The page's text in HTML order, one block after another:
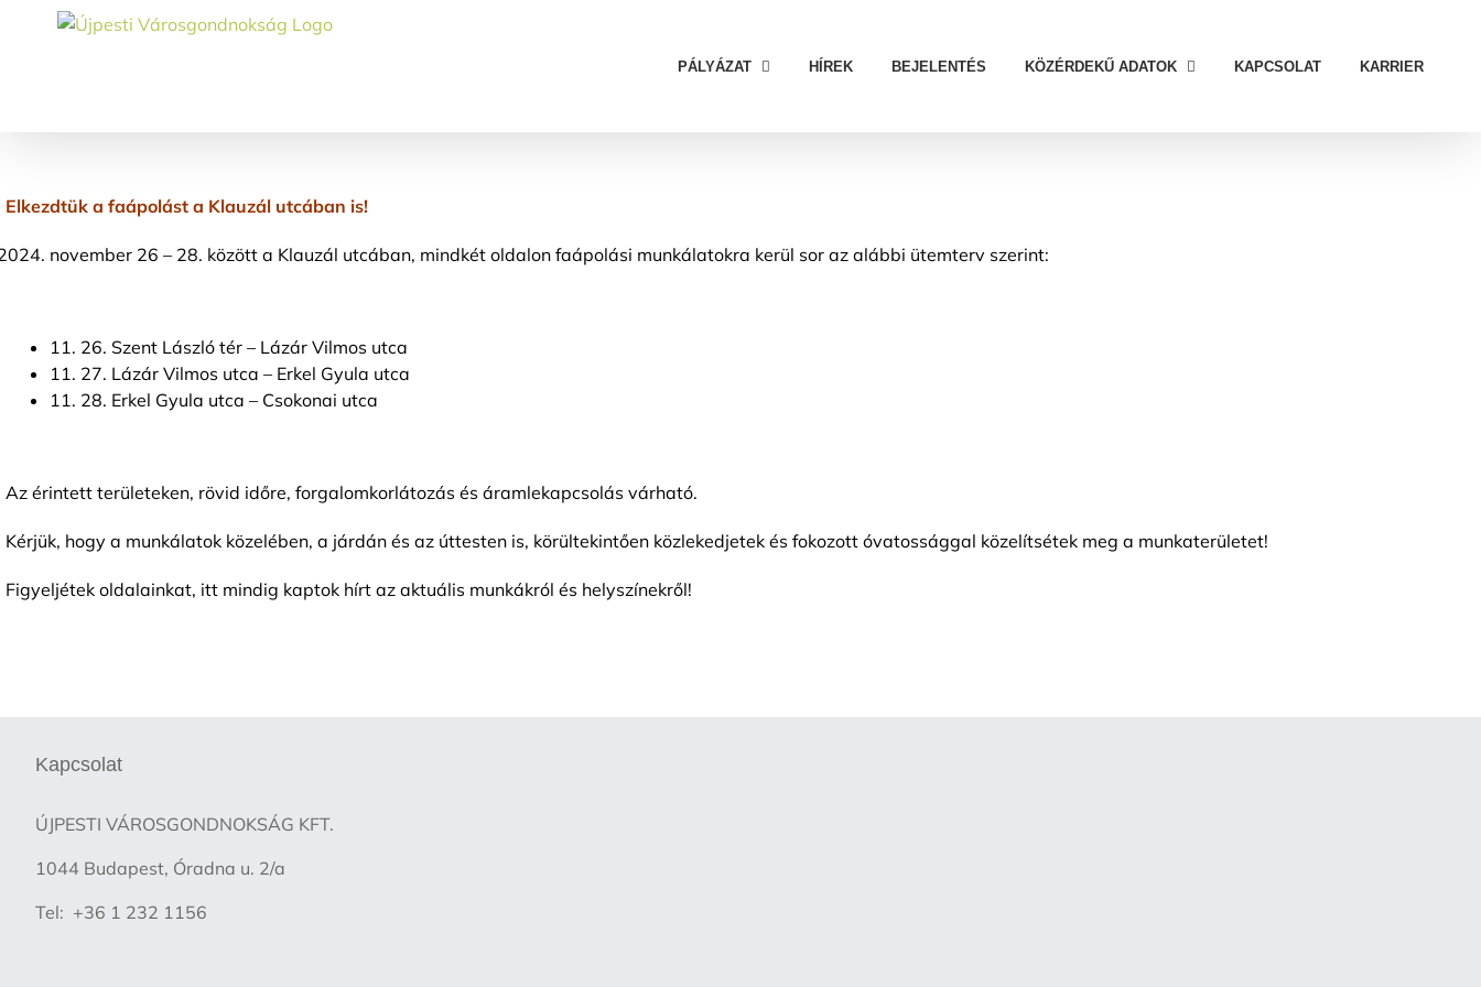
PÁLYÁZAT HÍREK BEJELENTÉS KÖZÉRDEKŰ ADATOK KAPCSOLAT KARRIER
Elkezdtük a faápolást a Klauzál utcában is!
november 26 – 28. között a Klauzál utcában, mindkét oldalon faápolási munkálatokra kerül sor az alábbi ütemterv szerint:
11. 26. Szent László tér – Lázár Vilmos utca
11. 27. Lázár Vilmos utca – Erkel Gyula utca
11. 28. Erkel Gyula utca – Csokonai utca
Az érintett területeken, rövid időre, forgalomkorlátozás és áramlekapcsolás várható.
Kérjük, hogy a munkálatok közelében, a járdán és az úttesten is, körültekintően közlekedjetek és fokozott óvatossággal közelítsétek meg a munkaterületet!
Figyeljétek oldalainkat, itt mindig kaptok hírt az aktuális munkákról és helyszínekről!
Kapcsolat
ÚJPESTI VÁROSGONDNOKSÁG KFT.
1044 Budapest, Óradna u. 2/a
Tel: +36 1 232 1156